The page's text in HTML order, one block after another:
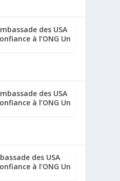
des USA
à l’ONG Un
des USA
à l’ONG Un
des USA
à l’ONG Un